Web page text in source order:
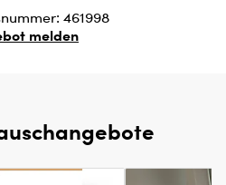
461998
melden